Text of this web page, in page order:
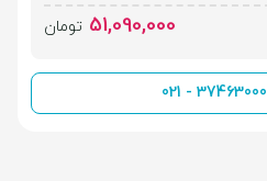
51,090,000 تومان
021 - 37463000